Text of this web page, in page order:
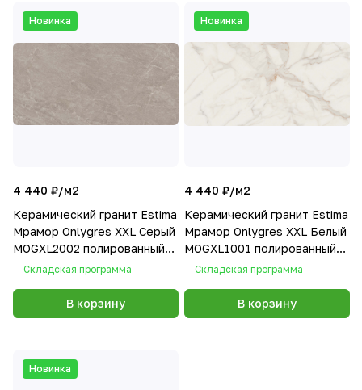
Новинка
4 440 ₽/м2
Керамический гранит Estima
Мрамор Onlygres XXL Серый
MOGXL2002 полированный
80х160
Складская программа
В корзину
Новинка
4 440 ₽/м2
Керамический гранит Estima
Мрамор Onlygres XXL Белый
MOGXL1001 полированный
80х160
Складская программа
В корзину
Новинка